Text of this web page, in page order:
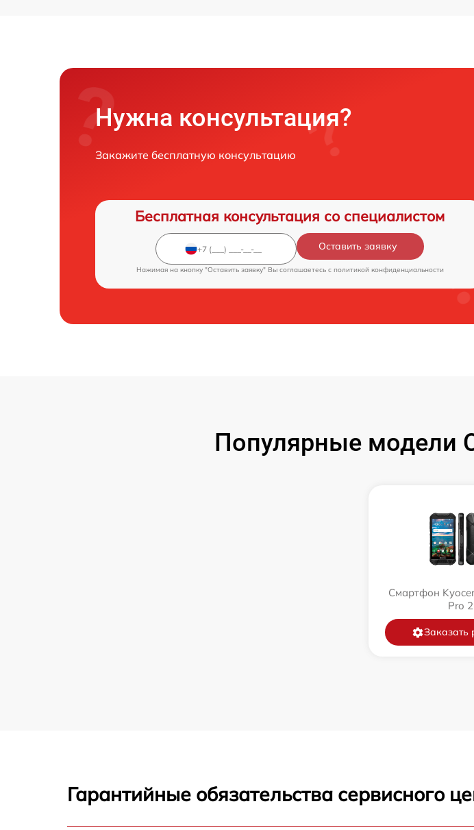
Нужна консультация?
Закажите бесплатную консультацию
Бесплатная консультация со специалистом
Оставить заявку
Нажимая на кнопку "Оставить заявку" Вы соглашаетесь c политикой конфиденциальности
Популярные модели
Смартфон
Pro 2
Заказать
Гарантийные обязательства сервисного